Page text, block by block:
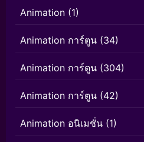
Animation (1)
Animation การ์ตูน (34)
Animation การ์ตูน (304)
Animation การ์ตูน (42)
Animation อนิเมชั่น (1)